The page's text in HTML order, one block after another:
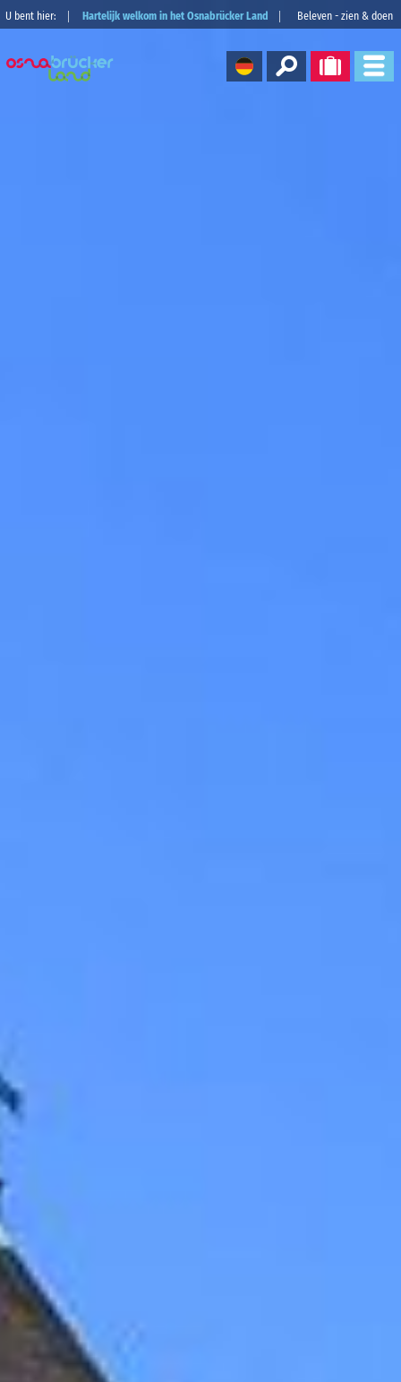
U bent hier: Hartelijk welkom in het Osnabrücker Land Beleven - zien & doen